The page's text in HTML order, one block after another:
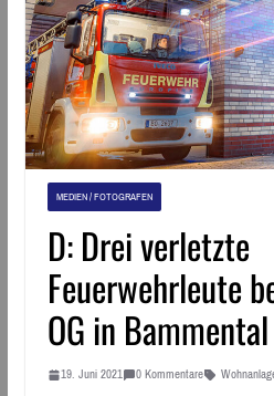
MEDIEN / FOTOGRAFEN
D: Drei verletzte
Feuerwehrleute
OG in Bammental
19. Juni 2021 0 Kommentare